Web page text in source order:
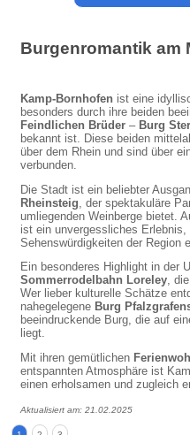
Burgenromantik am
Kamp-Bornhofen ist eine
besonders durch ihre beiden
Feindlichen Brüder – Burg
bekannt ist. Diese beiden
über dem Rhein und sind über
verbunden.
Die Stadt ist ein beliebter
Rheinsteig , der spektakuläre
umliegenden Weinberge bietet.
ist ein unvergessliches
Sehenswürdigkeiten der Region
Ein besonderes Highlight in der
Sommerrodelbahn Loreley,
Wer lieber kulturelle Schätze
nahegelegene Burg
beeindruckende Burg, die auf
liegt.
Mit ihren gemütlichen
entspannten Atmosphäre ist
einen erholsamen und zugleich
Aktualisiert am: 21.02.2025